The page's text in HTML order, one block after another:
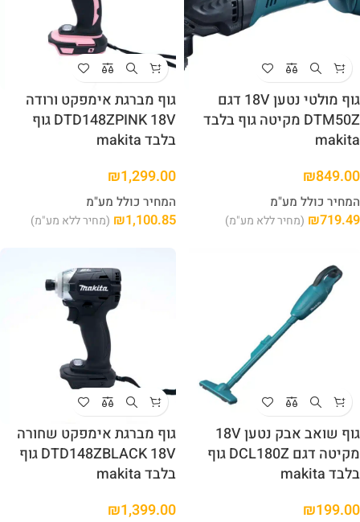
גוף מולטי נטען 18V דגם
DTM50Z מקיטה גוף בלבד
makita
₪849.00
המחיר כולל מע"מ
₪719.49 (מחיר ללא מע"מ)
גוף מברגת אימפקט ורודה
DTD148ZPINK 18V גוף
בלבד makita
₪1,299.00
המחיר כולל מע"מ
₪1,100.85 (מחיר ללא מע"מ)
גוף שואב אבק נטען 18V
מקיטה דגם DCL180Z גוף
בלבד makita
₪199.00
גוף מברגת אימפקט שחורה
DTD148ZBLACK 18V גוף
בלבד makita
₪1,399.00